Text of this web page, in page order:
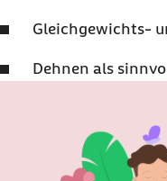
Gleichgewichts-
Dehnen als